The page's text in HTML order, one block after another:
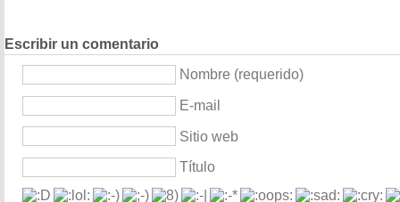
Escribir un comentario
Nombre (requerido)
E-mail
Sitio web
Título